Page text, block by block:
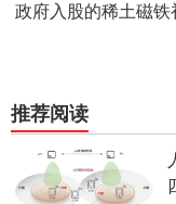
政府入股的稀土磁铁
推荐阅读